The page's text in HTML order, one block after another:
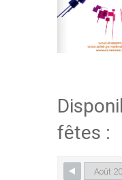
fêtes :